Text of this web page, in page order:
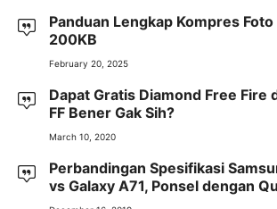
Panduan Lengkap Kompres
200KB
February 20, 2025
Dapat Gratis Diamond Free Fire
FF Bener Gak Sih?
March 10, 2020
Perbandingan Spesifikasi
vs Galaxy A71, Ponsel dengan